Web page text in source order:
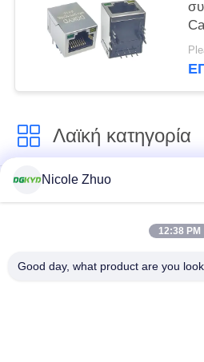
Λαϊκή κατηγορία
συνδετήρας
συνδετήρες λιμένων
Nicole Zhuo
12:38 PM
Good day, what product are you